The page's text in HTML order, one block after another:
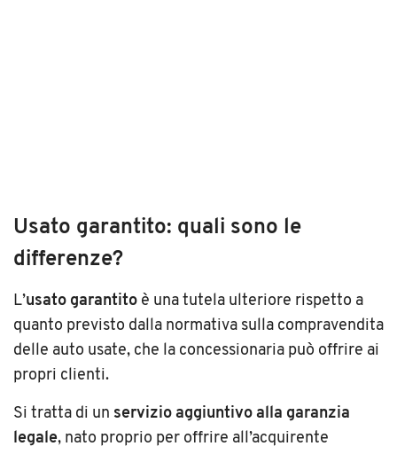
Usato garantito: quali sono le
differenze?
L’usato garantito è una tutela ulteriore rispetto a
quanto previsto dalla normativa sulla compravendita
delle auto usate, che la concessionaria può offrire ai
propri clienti.
Si tratta di un servizio aggiuntivo alla garanzia
legale, nato proprio per offrire all’acquirente